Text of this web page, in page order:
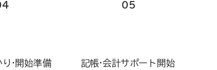
·開始準備
05
記帳·会計サポート開始